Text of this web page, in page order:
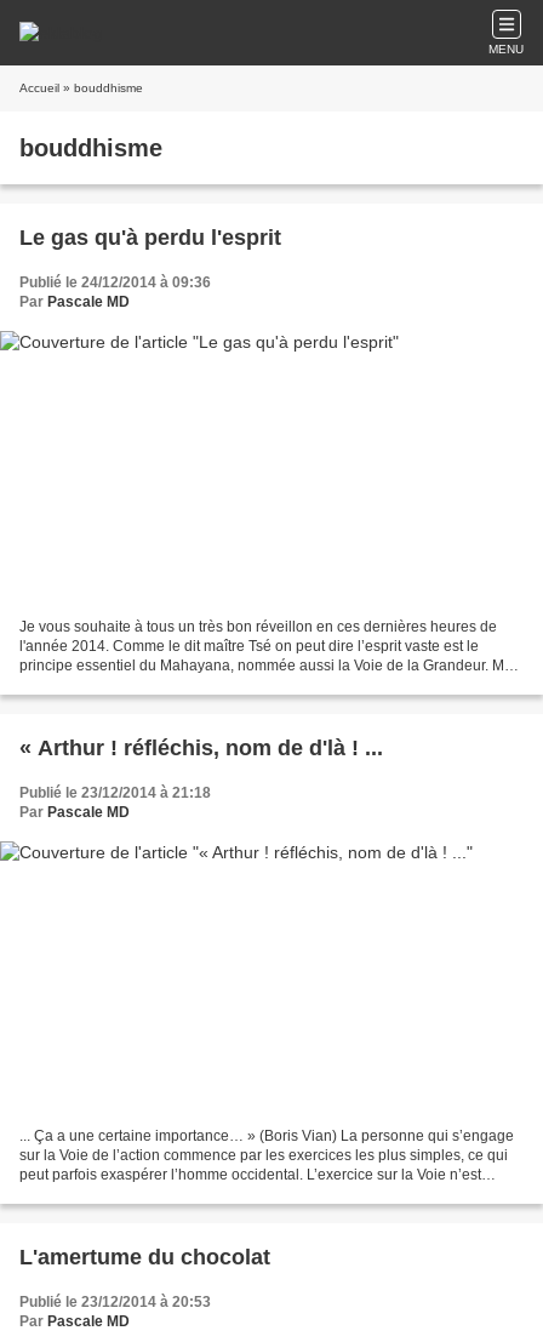
MENU
Accueil » bouddhisme
bouddhisme
Le gas qu'à perdu l'esprit
Publié le 24/12/2014 à 09:36
Par Pascale MD
Je vous souhaite à tous un très bon réveillon en ces dernières heures de
l'année 2014. Comme le dit maître Tsé on peut dire l’esprit vaste est le
principe essentiel du Mahayana, nommée aussi la Voie de la Grandeur. Mais
« Arthur ! réfléchis, nom de d'là ! ...
Publié le 23/12/2014 à 21:18
Par Pascale MD
... Ça a une certaine importance… » (Boris Vian) La personne qui s’engage
sur la Voie de l’action commence par les exercices les plus simples, ce qui
peut parfois exaspérer l’homme occidental. L’exercice sur la Voie n’est
L'amertume du chocolat
Publié le 23/12/2014 à 20:53
Par Pascale MD